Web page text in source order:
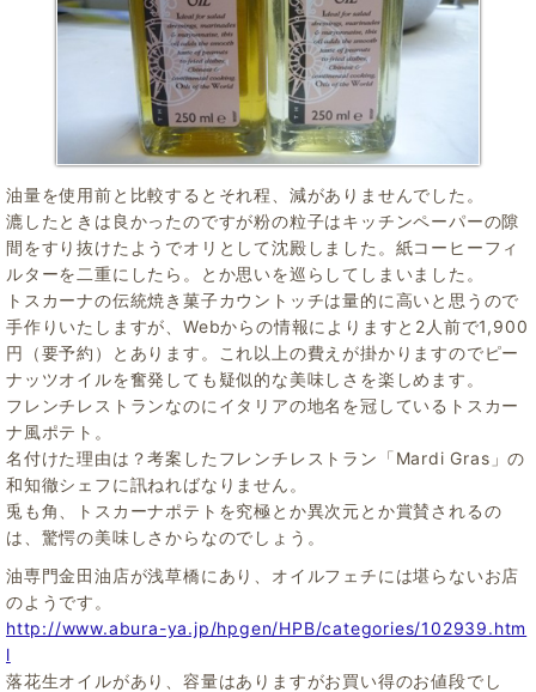
油量を使用前と比較するとそれ程、減がありませんでした。
漉したときは良かったのですが粉の粒子はキッチンペーパーの隙
間をすり抜けたようでオリとして沈殿しました。紙コーヒーフィ
ルターを二重にしたら。とか思いを巡らしてしまいました。
トスカーナの伝統焼き菓子カウントッチは量的に高いと思うので
手作りいたしますが、Webからの情報によりますと2人前で1,900
円（要予約）とあります。これ以上の費えが掛かりますのでピー
ナッツオイルを奮発しても疑似的な美味しさを楽しめます。
フレンチレストランなのにイタリアの地名を冠しているトスカー
ナ風ポテト。
名付けた理由は？考案したフレンチレストラン「Mardi Gras」の
和知徹シェフに訊ねればなりません。
兎も角、トスカーナポテトを究極とか異次元とか賞賛されるの
は、驚愕の美味しさからなのでしょう。
油専門金田油店が浅草橋にあり、オイルフェチには堪らないお店
のようです。
http://www.abura-ya.jp/hpgen/HPB/categories/102939.htm
l
落花生オイルがあり、容量はありますがお買い得のお値段でし